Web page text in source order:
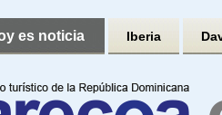
es noticia Iberia